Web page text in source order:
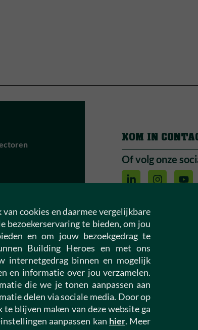
Leaders
vacature
KOM IN
Of volg onze
cookies en daarmee vergelijkbare
bezoekerservaring te bieden, om jou
en om jouw bezoekgedrag te
Building Heroes en met ons
internetgedrag binnen en mogelijk
en informatie over jou verzamelen.
die we je tonen aanpassen aan
delen via sociale media. Door op
blijven maken van deze website ga
aanpassen kan hier. Meer